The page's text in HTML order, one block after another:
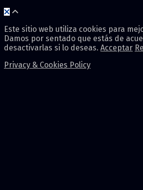
Este sitio web utiliza cookies para
Damos por sentado que estás de
desactivarlas si lo deseas. Acceptar
Privacy & Cookies Policy